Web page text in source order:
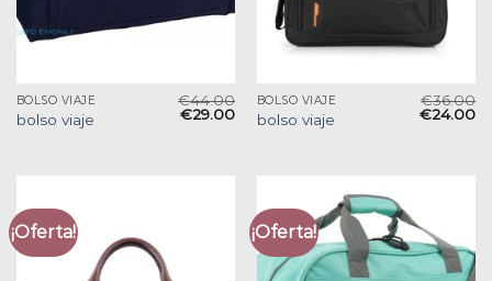
BOLSO VIAJE
bolso viaje
€44.00
€29.00
BOLSO VIAJE
bolso viaje
€36.00
€24.00
¡Oferta! ¡Oferta!